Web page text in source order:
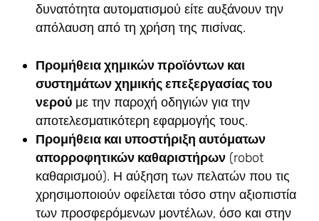
δυνατότητα αυτοματισμού είτε αυξάνουν την
απόλαυση από τη χρήση της πισίνας.
Προμήθεια χημικών προϊόντων και
συστημάτων χημικής επεξεργασίας του
νερού με την παροχή οδηγιών για την
αποτελεσματικότερη εφαρμογής τους.
Προμήθεια και υποστήριξη αυτόματων
απορροφητικών καθαριστήρων (robot
καθαρισμού). Η αύξηση των πελατών που τις
χρησιμοποιούν οφείλεται τόσο στην αξιοπιστία
των προσφερόμενων μοντέλων, όσο και στην